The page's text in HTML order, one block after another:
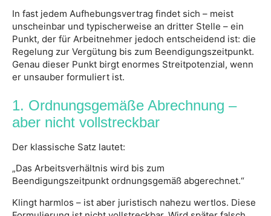
In fast jedem Aufhebungsvertrag findet sich – meist
unscheinbar und typischerweise an dritter Stelle – ein
Punkt, der für Arbeitnehmer jedoch entscheidend ist: die
Regelung zur Vergütung bis zum Beendigungszeitpunkt.
Genau dieser Punkt birgt enormes Streitpotenzial, wenn
er unsauber formuliert ist.
1. Ordnungsgemäße Abrechnung –
aber nicht vollstreckbar
Der klassische Satz lautet:
„Das Arbeitsverhältnis wird bis zum
Beendigungszeitpunkt ordnungsgemäß abgerechnet.“
Klingt harmlos – ist aber juristisch nahezu wertlos. Diese